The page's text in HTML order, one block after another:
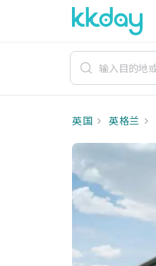
英国 英格兰